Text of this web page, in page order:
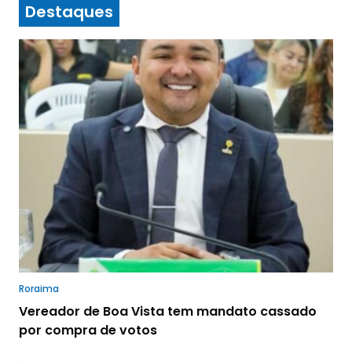
Destaques
Roraima
Vereador de Boa Vista tem mandato cassado
por compra de votos